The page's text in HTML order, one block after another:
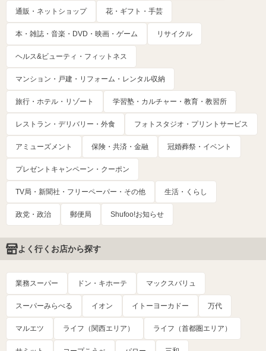
通販・ネットショップ 花・ギフト・手芸
本・雑誌・音楽・DVD・映画・ゲーム リサイクル
ヘルス&ビューティ・フィットネス
マンション・戸建・リフォーム・レンタル収納
旅行・ホテル・リゾート 学習塾・カルチャー・教育・教習所
レストラン・デリバリー・外食 フォトスタジオ・プリントサービス
アミューズメント 保険・共済・金融 冠婚葬祭・イベント
プレゼントキャンペーン・クーポン
TV局・新聞社・フリーペーパー・その他 生活・くらし
政党・政治 郵便局 Shufoo!お知らせ
よく行くお店から探す
業務スーパー ドン・キホーテ マックスバリュ
スーパーみらべる イオン イトーヨーカドー 万代
マルエツ ライフ（関西エリア） ライフ（首都圏エリア）